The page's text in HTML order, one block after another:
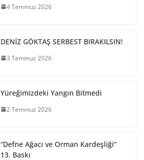
4 Temmuz 2026
DENİZ GÖKTAŞ SERBEST BIRAKILSIN!
3 Temmuz 2026
Yüreğimizdeki Yangın Bitmedi
2 Temmuz 2026
“Defne Ağacı ve Orman Kardeşliği”
13. Baskı